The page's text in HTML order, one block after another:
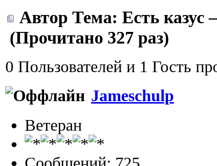
Автор Тема: Есть казус
(Прочитано 327 раз)
0 Пользователей и 1 Гость
Jameschulp
Ветеран